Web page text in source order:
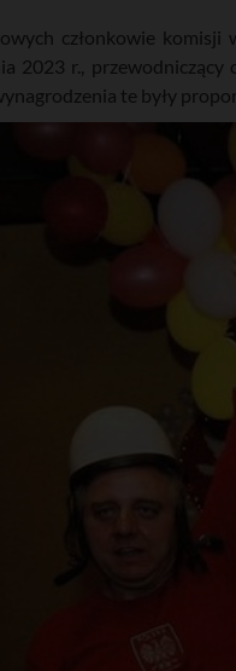
członkowie
2023 r., przewodniczący
te były